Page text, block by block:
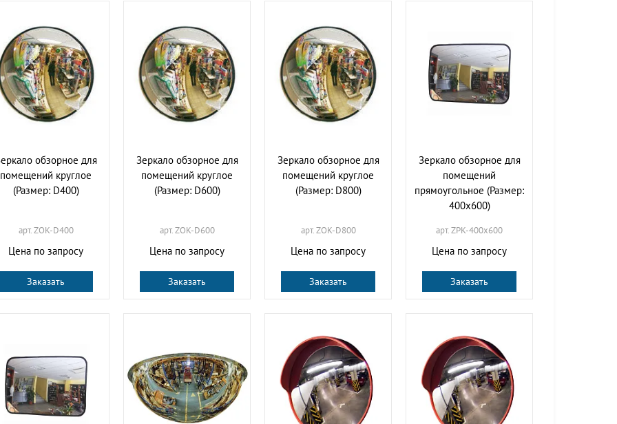
обзорное для
помещений круглое
(Размер: D400)
арт. ZOK-D400
Цена по запросу
Заказать
Зеркало обзорное для
помещений круглое
(Размер: D600)
арт. ZOK-D600
Цена по запросу
Заказать
Зеркало обзорное для
помещений круглое
(Размер: D800)
арт. ZOK-D800
Цена по запросу
Заказать
Зеркало обзорное для
помещений
прямоугольное (Размер:
400х600)
арт. ZPK-400х600
Цена по запросу
Заказать